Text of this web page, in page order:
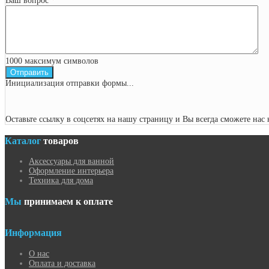
1000 максимум символов
Отправить
Инициализация отправки формы...
Оставьте ссылку в соцсетях на нашу страницу и Вы всегда сможете нас
Каталог товаров
Аксессуары для ванной
Оформление интерьера
Техника для дома
Мы принимаем к оплате
Информация
О нас
Оплата и доставка